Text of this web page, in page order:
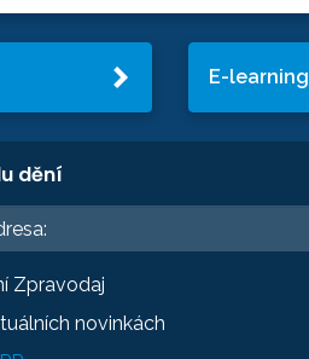
E-learning
dění
Zpravodaj
novinkách